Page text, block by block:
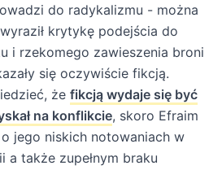
do radykalizmu - można
krytykę podejścia do
i rzekomego zawieszenia broni
się oczywiście fikcją.
że fikcją wydaje się być
na konflikcie, skoro Efraim
jego niskich notowaniach w
a także zupełnym braku